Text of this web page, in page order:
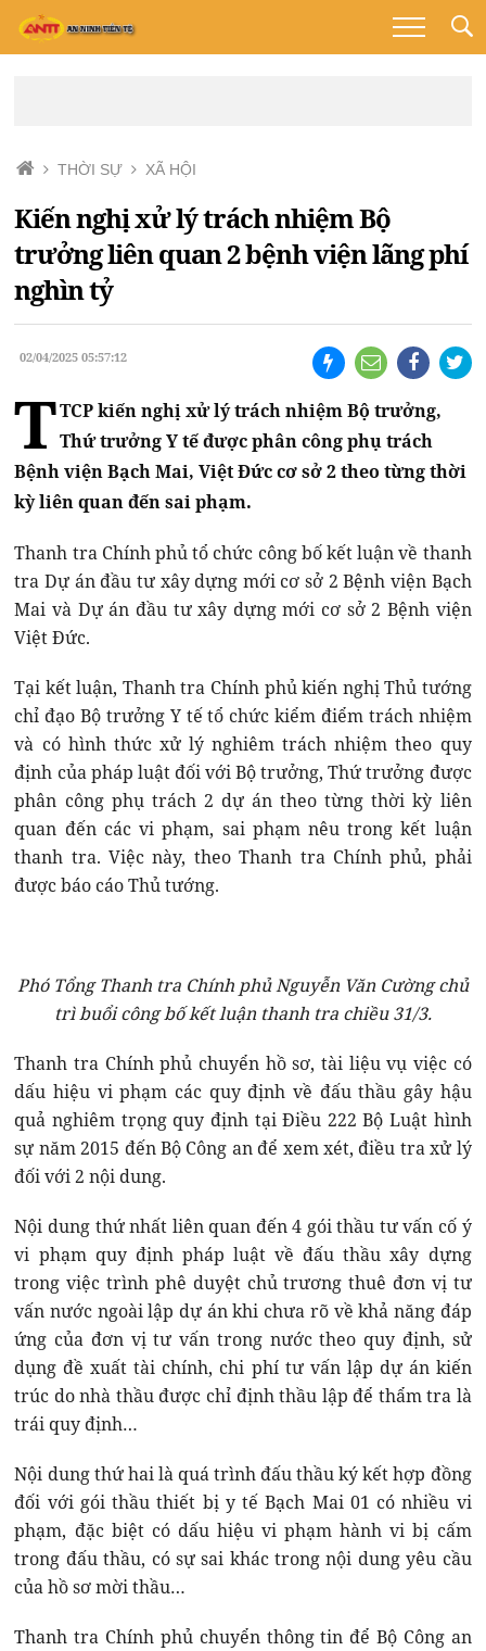
THỜI SỰ XÃ HỘI
Kiến nghị xử lý trách nhiệm Bộ
trưởng liên quan 2 bệnh viện lãng phí
nghìn tỷ
02/04/2025 05:57:12
TTCP kiến nghị xử lý trách nhiệm Bộ trưởng,
Thứ trưởng Y tế được phân công phụ trách
Bệnh viện Bạch Mai, Việt Đức cơ sở 2 theo từng thời
kỳ liên quan đến sai phạm.
Thanh tra Chính phủ tổ chức công bố kết luận về thanh
tra Dự án đầu tư xây dựng mới cơ sở 2 Bệnh viện Bạch
Mai và Dự án đầu tư xây dựng mới cơ sở 2 Bệnh viện
Việt Đức.
Tại kết luận, Thanh tra Chính phủ kiến nghị Thủ tướng
chỉ đạo Bộ trưởng Y tế tổ chức kiểm điểm trách nhiệm
và có hình thức xử lý nghiêm trách nhiệm theo quy
định của pháp luật đối với Bộ trưởng, Thứ trưởng được
phân công phụ trách 2 dự án theo từng thời kỳ liên
quan đến các vi phạm, sai phạm nêu trong kết luận
thanh tra. Việc này, theo Thanh tra Chính phủ, phải
được báo cáo Thủ tướng.
Phó Tổng Thanh tra Chính phủ Nguyễn Văn Cường chủ
trì buổi công bố kết luận thanh tra chiều 31/3.
Thanh tra Chính phủ chuyển hồ sơ, tài liệu vụ việc có
dấu hiệu vi phạm các quy định về đấu thầu gây hậu
quả nghiêm trọng quy định tại Điều 222 Bộ Luật hình
sự năm 2015 đến Bộ Công an để xem xét, điều tra xử lý
đối với 2 nội dung.
Nội dung thứ nhất liên quan đến 4 gói thầu tư vấn cố ý
vi phạm quy định pháp luật về đấu thầu xây dựng
trong việc trình phê duyệt chủ trương thuê đơn vị tư
vấn nước ngoài lập dự án khi chưa rõ về khả năng đáp
ứng của đơn vị tư vấn trong nước theo quy định, sử
dụng đề xuất tài chính, chi phí tư vấn lập dự án kiến
trúc do nhà thầu được chỉ định thầu lập để thẩm tra là
trái quy định…
Nội dung thứ hai là quá trình đấu thầu ký kết hợp đồng
đối với gói thầu thiết bị y tế Bạch Mai 01 có nhiều vi
phạm, đặc biệt có dấu hiệu vi phạm hành vi bị cấm
trong đấu thầu, có sự sai khác trong nội dung yêu cầu
của hồ sơ mời thầu…
Thanh tra Chính phủ chuyển thông tin để Bộ Công an